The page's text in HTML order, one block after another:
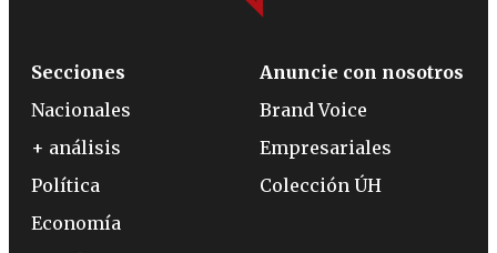
Secciones
Nacionales
+ análisis
Política
Economía
Anuncie con nosotros
Brand Voice
Empresariales
Colección ÚH